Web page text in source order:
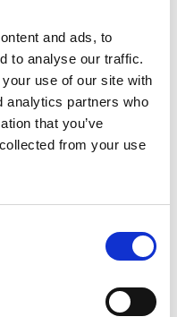
and ads, to
to analyse our traffic.
use of our site with
analytics partners who
that you’ve
from your use